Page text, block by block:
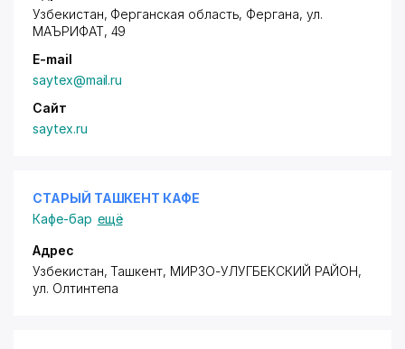
Узбекистан, Ферганская область, Фергана, ул.
МАЪРИФАТ, 49
E-mail
saytex@mail.ru
Сайт
saytex.ru
СТАРЫЙ ТАШКЕНТ КАФЕ
Кафе-бар ещё
Адрес
Узбекистан, Ташкент, МИРЗО-УЛУГБЕКСКИЙ РАЙОН,
ул. Олтинтепа